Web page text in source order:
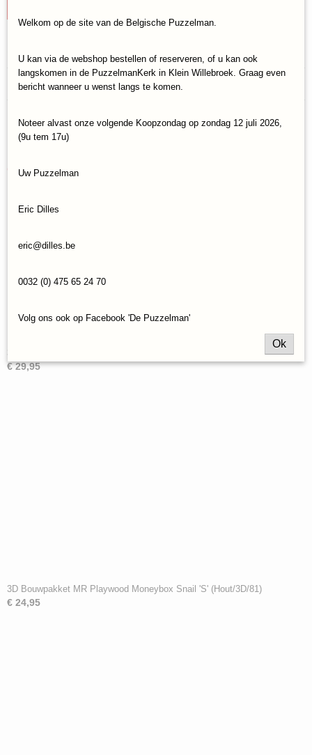
Productcode
MR Playwood-10207
4820204380427
Reacties
Save
Ook interessant
€ 29,95
3D Bouwpakket MR Playwood Moneybox Snail 'S' (Hout/3D/81)
€ 24,95
Welkom op de site van de Belgische Puzzelman.
U kan via de webshop bestellen of reserveren, of u kan ook
langskomen in de PuzzelmanKerk in Klein Willebroek. Graag even
bericht wanneer u wenst langs te komen.
Noteer alvast onze volgende Koopzondag op zondag 12 juli 2026,
(9u tem 17u)
Uw Puzzelman
Eric Dilles
eric@dilles.be
0032 (0) 475 65 24 70
Volg ons ook op Facebook 'De Puzzelman'
Ok